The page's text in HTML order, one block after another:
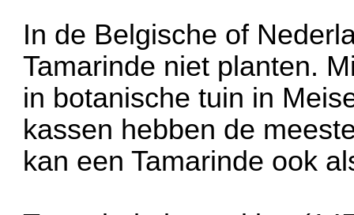
In de Belgische of
Tamarinde niet planten.
in botanische tuin in
kassen hebben de
kan een Tamarinde ook